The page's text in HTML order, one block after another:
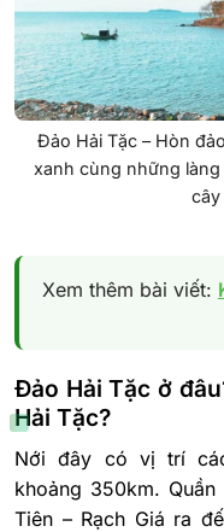
Đảo Hải Tặc – Hòn
xanh cùng những
cây
Xem thêm bài viết:
Đảo Hải Tặc ở
Hải Tặc?
Nới đây có vị trí
khoảng 350km.
Tiên – Rạch Giá ra